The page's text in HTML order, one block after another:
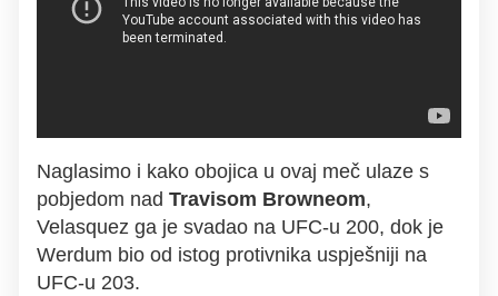
Naglasimo i kako obojica u ovaj meč ulaze s
pobjedom nad Travisom Browneom,
Velasquez ga je svadao na UFC-u 200, dok je
Werdum bio od istog protivnika uspješniji na
UFC-u 203.